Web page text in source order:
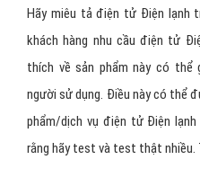
Hãy miêu tả điện tử Điện lạnh
khách hàng nhu cầu điện tử
thích về sản phẩm này có
người sử dụng. Điều này có thể
phẩm/dịch vụ điện tử Điện lạnh
rằng hãy test và test thật nhiều.